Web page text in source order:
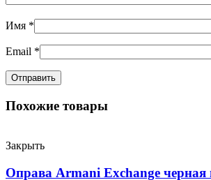
Имя *
Email *
Похожие товары
Закрыть
Оправа Armani Exchange черная